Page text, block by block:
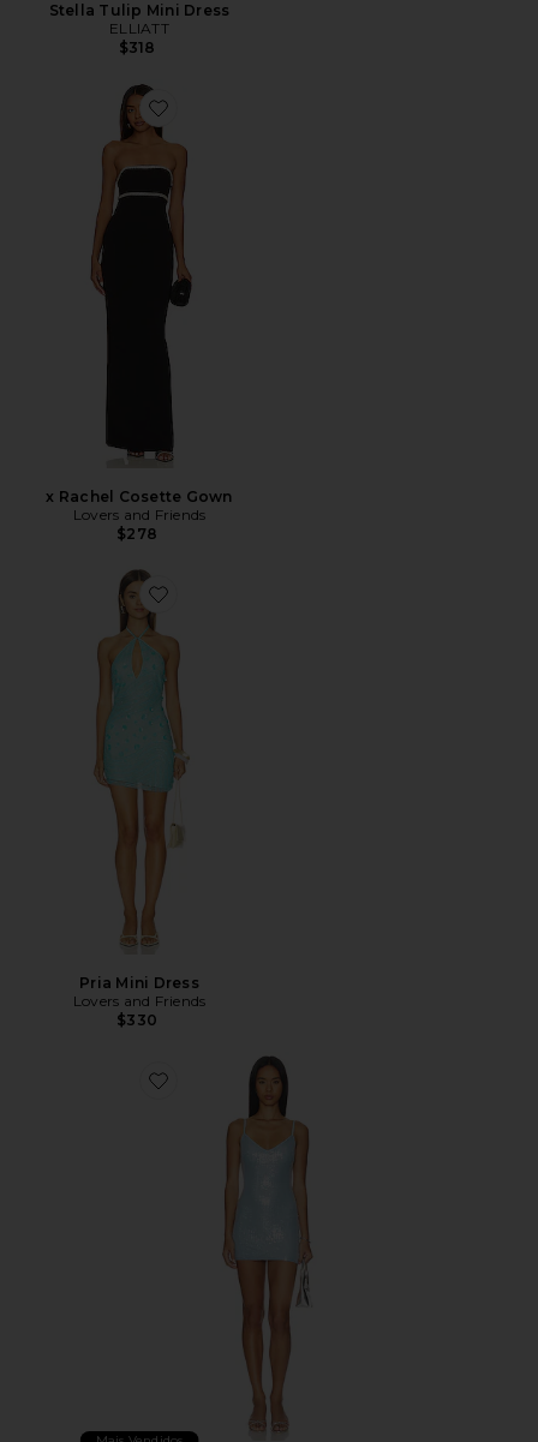
Stella Tulip Mini Dress
ELLIATT
$318
Favorite x Rachel Cosette Gown
x Rachel Cosette Gown
Lovers and Friends
$278
Favorite Pria Mini Dress
Pria Mini Dress
Lovers and Friends
$330
Favorite Alba Mini Dress